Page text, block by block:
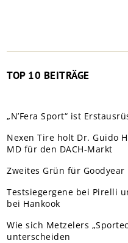
TOP 10 BEITRÄGE
„N’Fera Sport“ ist
Nexen Tire holt Dr. Guido
MD für den DACH-Markt
Zweites Grün für Goodyear
Testsiegergene bei Pirelli
bei Hankook
Wie sich Metzelers
unterscheiden